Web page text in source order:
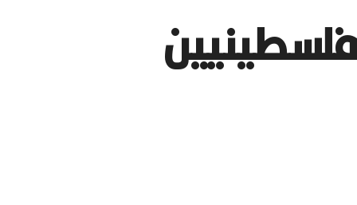
شامل بالخليل والاحتلال يعتقل 8 فلسطينيين